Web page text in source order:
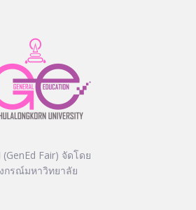
Fair) จัดโดย
กรณ์มหาวิทยาลัย